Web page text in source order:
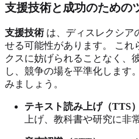
支援技術と成功のための
支援技術 は、ディスレクシア
せる可能性があります。 これ
クスに妨げられることなく、
し、競争の場を平準化します
みましょう。
テキスト読み上げ（TTS
上げ、教科書や研究に非